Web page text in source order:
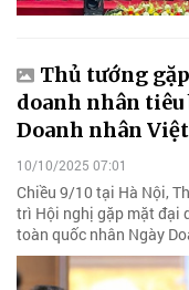
Thủ tướng
doanh nhân tiêu
Doanh nhân Việt
10/10/2025 07:01
Chiều 9/10 tại Hà Nội,
trì Hội nghị gặp mặt đại
toàn quốc nhân Ngày